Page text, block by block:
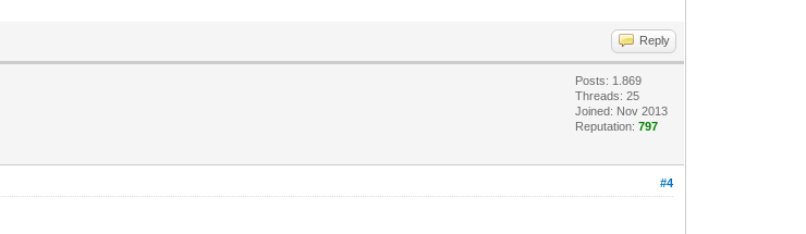
Reply
Posts: 1.869
Threads: 25
Joined: Nov 2013
Reputation:797
#4